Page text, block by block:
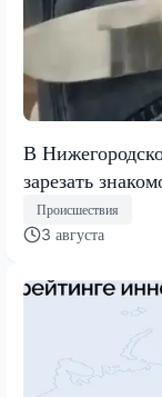
В
зарезать
Происшествия
3 августа